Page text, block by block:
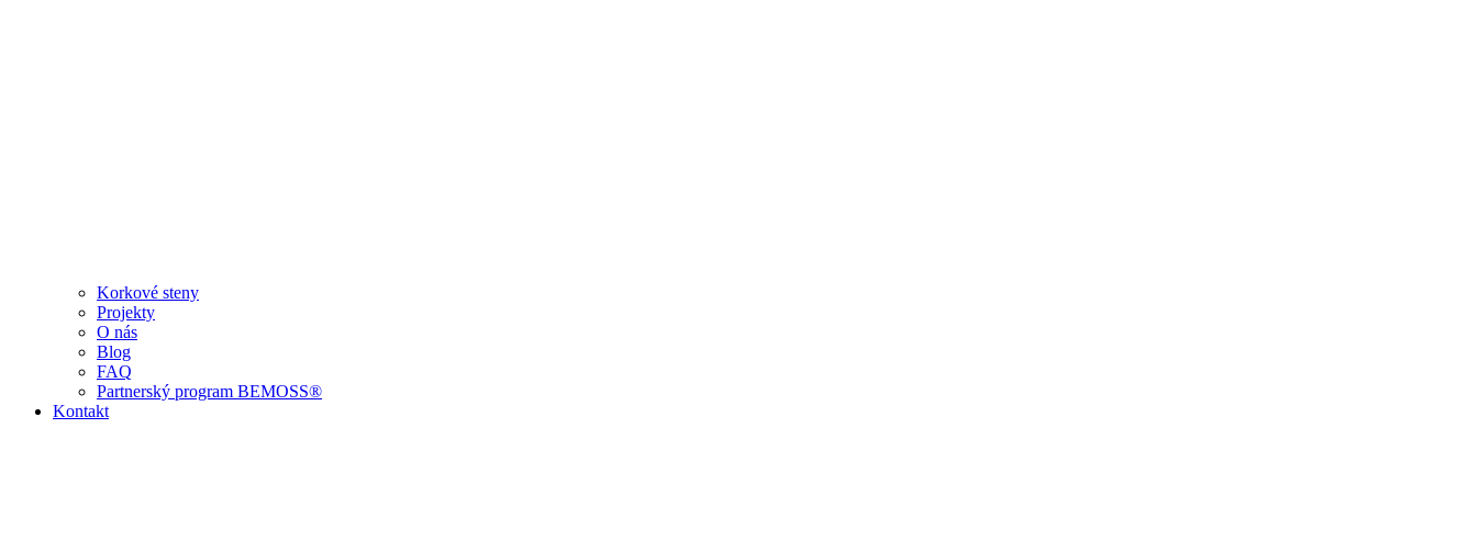
Korkové steny
Projekty
O nás
Blog
FAQ
Partnerský program BEMOSS®
Kontakt